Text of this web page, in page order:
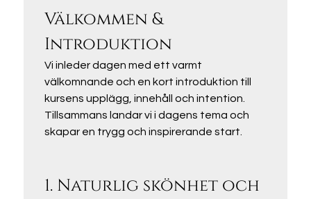
Välkommen &
Introduktion
Vi inleder dagen med ett varmt
välkomnande och en kort introduktion till
kursens upplägg, innehåll och intention.
Tillsammans landar vi i dagens tema och
skapar en trygg och inspirerande start.
1. Naturlig skönhet och